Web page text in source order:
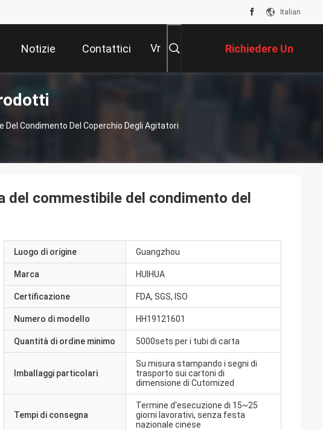
Italian
Notizie Contattici Vr Richiedere Un
Preventivo
Condimento Del Coperchio Degli Agitatori
commestibile del condimento del
Luogo di origine Guangzhou
Marca HUIHUA
Certificazione FDA, SGS, ISO
Numero di modello HH19121601
Quantità di ordine minimo 5000sets per i tubi di carta
Imballaggi particolari
Su misura stampando i segni di
trasporto sui cartoni di
dimensione di Cutomized
Tempi di consegna
Termine d'esecuzione di 15~25
giorni lavorativi, senza festa
nazionale cinese